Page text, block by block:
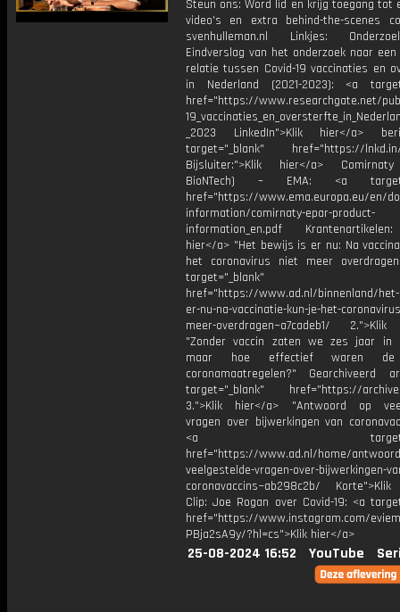
Steun ons: Word lid en krijg toegang tot
video's en extra behind-the-scenes
svenhulleman.nl Linkjes:
Eindverslag van het onderzoek naar
relatie tussen Covid-19 vaccinaties en
in Nederland (2021-2023): <a
href="https://www.researchgate.net/
_2023 LinkedIn">Klik hier</a>
target="_blank" href="https://lnkd.in/
Bijsluiter:">Klik hier</a>
BioNTech) – EMA: <a
href="https://www.ema.europa.eu/en/
information/comirnaty-epar-product-
information_en.pdf
hier</a> "Het bewijs is er nu: Na
het coronavirus niet meer
target="_blank"
href="https://www.ad.nl/binnenland/
er-nu-na-vaccinatie-kun-je-het-
meer-overdragen~a7cadeb1/
"Zonder vaccin zaten we zes jaar in
maar hoe effectief waren de
coronamaatregelen?" Gearchiveerd
target="_blank" href="https://
3.">Klik hier</a> "Antwoord op
vragen over bijwerkingen van
<a
href="https://www.ad.nl/home/
veelgestelde-vragen-over-bijwerkingen-
coronavaccins~ab298c2b/
Clip: Joe Rogan over Covid-19: <a
href="https://www.instagram.com/
PBja2sA9y/?hl=cs">Klik hier</a>
25-08-2024 16:52 YouTube